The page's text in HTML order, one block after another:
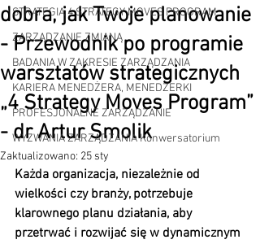
STRATEGIA 4 STRATEGY MOVES PROGRAM
ZARZĄDZANIE ZMIANĄ
BADANIA W ZAKRESIE ZARZĄDZANIA
KARIERA MENEDŻERA, MENEDŻERKI
PROFESJONALNE ZARZĄDZANIE
WYZWANIA ZARZĄDZANIA Konwersatorium
dobra, jak Twoje planowanie
- Przewodnik po programie
warsztatów strategicznych
„4 Strategy Moves Program”
- dr Artur Smolik
Zaktualizowano: 25 sty
Każda organizacja, niezależnie od
wielkości czy branży, potrzebuje
klarownego planu działania, aby
przetrwać i rozwijać się w dynamicznym